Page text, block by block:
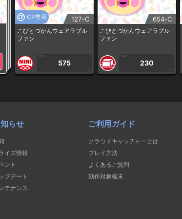
CP専用 127-C
こびとづかんウェアラブル
ファン
1PLAY
575
CP
654-C
こびとづかんウェアラブル
ファン
1PLAY
230
CP
らせ
イズ情報
ント
プデート
テナンス
ご利用ガイド
クラウドキャッチャーとは
プレイ方法
よくあるご質問
動作対象端末